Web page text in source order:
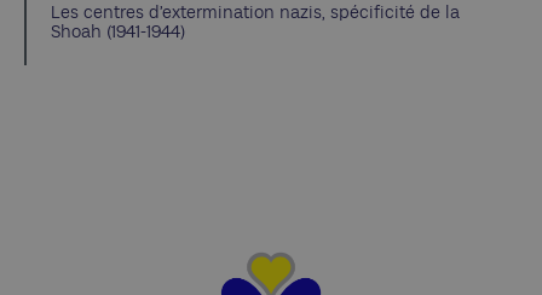
Les centres d’extermination nazis, spécificité de la
Shoah (1941-1944)